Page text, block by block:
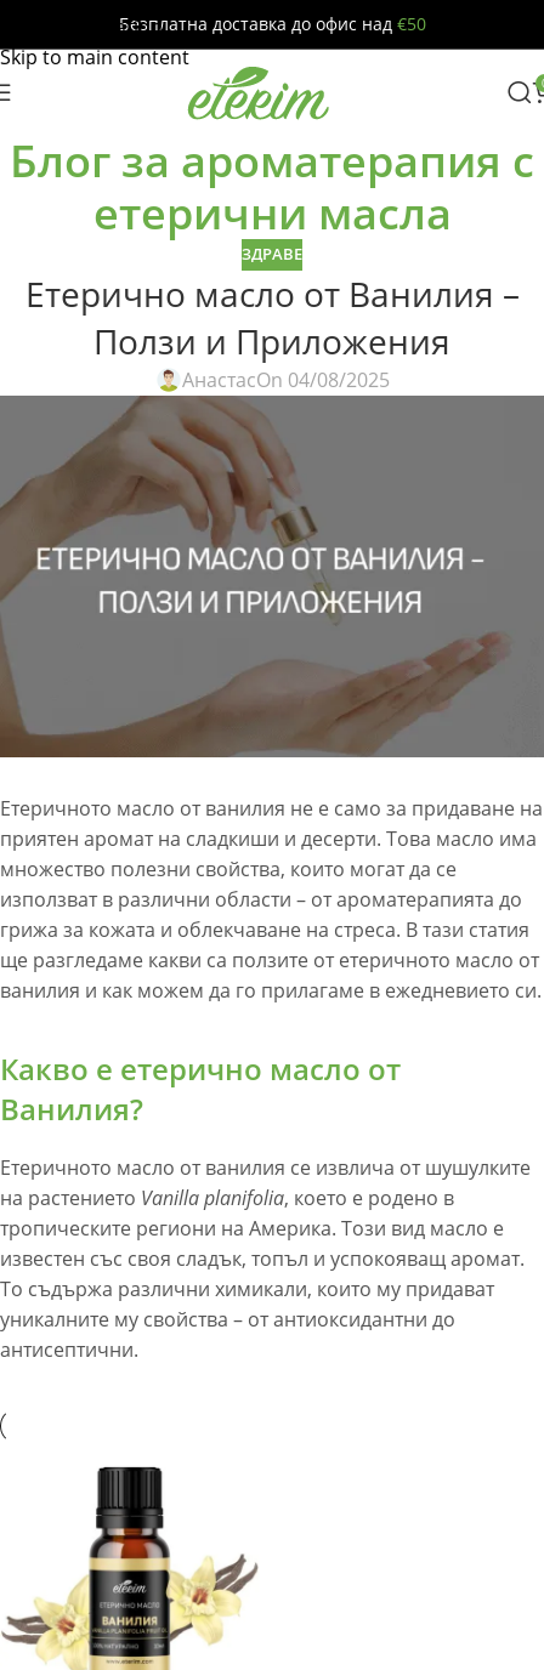
Skip to navigation
Skip to main content
Безплатна доставка до офис над €50
Блог за ароматерапия с
етерични масла
ЗДРАВЕ
Етерично масло от Ванилия –
Ползи и Приложения
АнастасOn 04/08/2025
Етеричното масло от ванилия не е само за придаване на
приятен аромат на сладкиши и десерти. Това масло има
множество полезни свойства, които могат да се
използват в различни области – от ароматерапията до
грижа за кожата и облекчаване на стреса. В тази статия
ще разгледаме какви са ползите от етеричното масло от
ванилия и как можем да го прилагаме в ежедневието си.
Какво е етерично масло от
Ванилия?
Етеричното масло от ванилия се извлича от шушулките
на растението Vanilla planifolia, което е родено в
тропическите региони на Америка. Този вид масло е
известен със своя сладък, топъл и успокояващ аромат.
То съдържа различни химикали, които му придават
уникалните му свойства – от антиоксидантни до
антисептични.